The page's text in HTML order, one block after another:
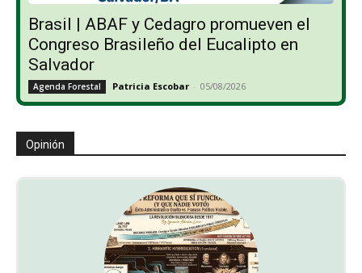
Brasil | ABAF y Cedagro promueven el
Congreso Brasileño del Eucalipto en
Salvador
Agenda Forestal Patricia Escobar - 05/08/2026
Opinión